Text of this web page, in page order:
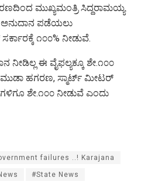
ಮುಖ್ಯಮಂತ್ರಿ ಸಿದ್ದರಾಮಯ್ಯ
ಅನುದಾನ ಪಡೆಯಲು
೧೦೦% ನೀಡುವೆ.
ನೀಡಿಲ್ಲ ಈ ವೈಫಲ್ಯಕ್ಕೂ ಶೇ.೧೦೦
ಮುಡಾ ಹಗರಣ, ಸ್ಮಾರ್ಟ್ ಮೀಟರ್
ಶೇ.೧೦೦ ನೀಡುವೆ ಎಂದು
failures ..! Karajana
#State News